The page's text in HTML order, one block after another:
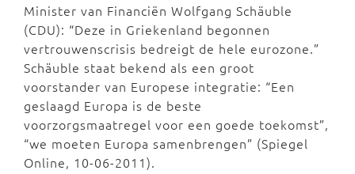
Minister van Financiën Wolfgang Schäuble
(CDU): “Deze in Griekenland begonnen
vertrouwenscrisis bedreigt de hele eurozone.”
Schäuble staat bekend als een groot
voorstander van Europese integratie: “Een
geslaagd Europa is de beste
voorzorgsmaatregel voor een goede toekomst”,
“we moeten Europa samenbrengen” (Spiegel
Online, 10-06-2011).